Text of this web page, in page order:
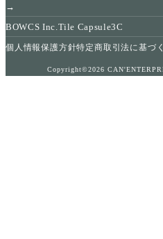
→
BOWCS Inc. Tile Capsule3C
個人情報保護方針特定商取引法に基づ
Copyright©2026